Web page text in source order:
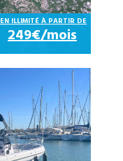
EN ILLIMITÉ À PARTIR DE
249€/mois